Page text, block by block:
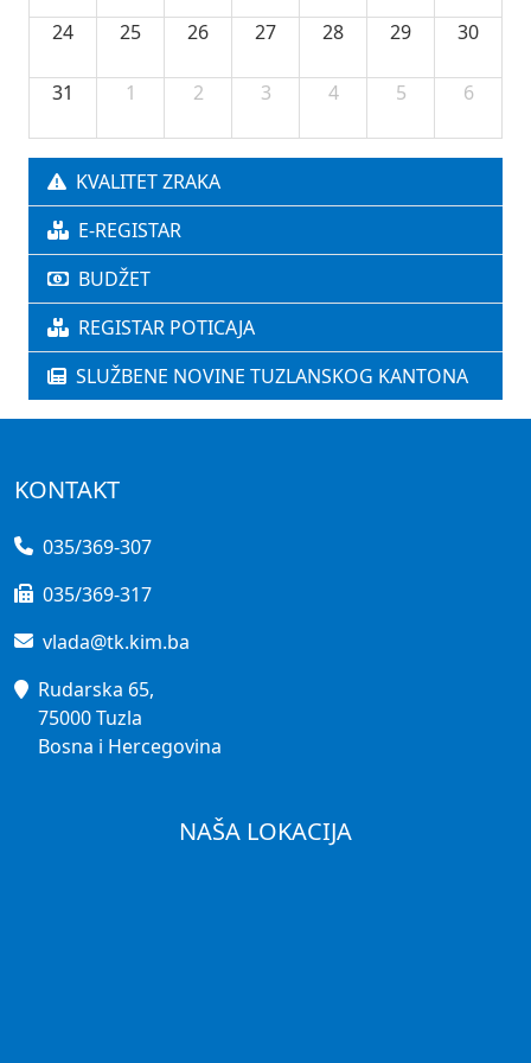
24 25 26 27 28 29 30
31 1 2 3 4 5 6
KVALITET ZRAKA
E-REGISTAR
BUDŽET
REGISTAR POTICAJA
SLUŽBENE NOVINE TUZLANSKOG KANTONA
KONTAKT
035/369-307
035/369-317
vlada@tk.kim.ba
Rudarska 65,
75000 Tuzla
Bosna i Hercegovina
NAŠA LOKACIJA